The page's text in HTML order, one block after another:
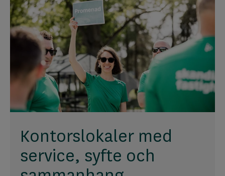
Kontorslokaler med
service, syfte och